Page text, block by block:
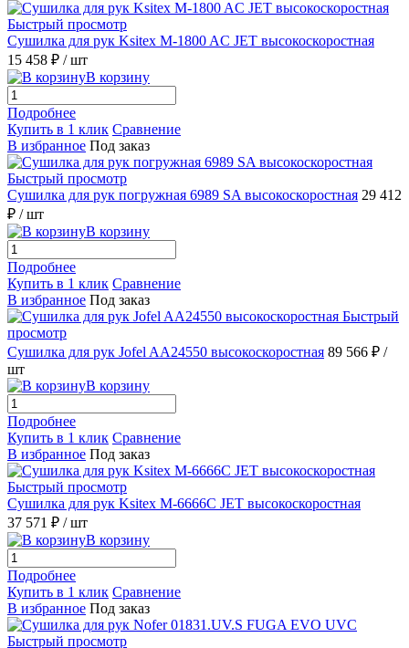
Быстрый просмотр
Сушилка для рук Ksitex M-1800 AC JET высокоскоростная
15 458 ₽ / шт
В корзину
Подробнее
Купить в 1 клик Сравнение
В избранное Под заказ
Быстрый просмотр
Сушилка для рук погружная 6989 SA высокоскоростная 29 412
₽ / шт
В корзину
Подробнее
Купить в 1 клик Сравнение
В избранное Под заказ
Быстрый
просмотр
Сушилка для рук Jofel AA24550 высокоскоростная 89 566 ₽ /
шт
В корзину
Подробнее
Купить в 1 клик Сравнение
В избранное Под заказ
Быстрый просмотр
Сушилка для рук Ksitex M-6666C JET высокоскоростная
37 571 ₽ / шт
В корзину
Подробнее
Купить в 1 клик Сравнение
В избранное Под заказ
Быстрый просмотр